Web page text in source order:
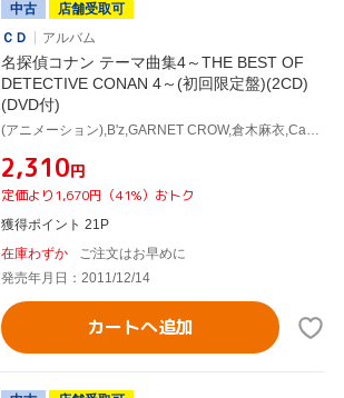
中古
店舗受取可
ＣＤ
アルバム
名探偵コナン テーマ曲集4～THE BEST OF
DETECTIVE CONAN 4～(初回限定盤)(2CD)
(DVD付)
(アニメーション),B'z,GARNET CROW,倉木麻衣,Caos Caos Caos,愛内里菜,BREAKERZ,Naifu
¥2,310円
定価より1,670円（41%）おトク
獲得ポイント 21P
在庫わずか
ご注文はお早めに
発売年月日：2011/12/14
カートへ追加